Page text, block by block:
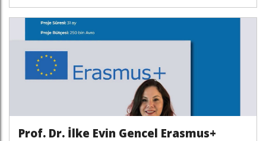
Prof. Dr. İlke Evin Gencel Erasmus+